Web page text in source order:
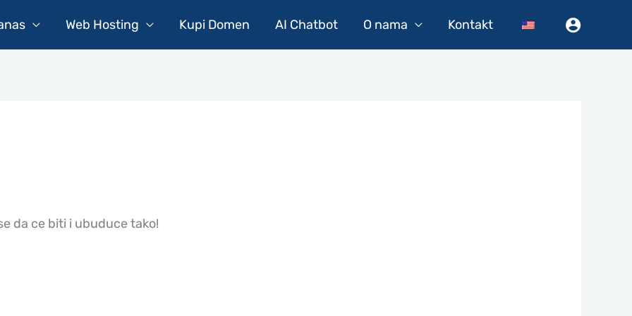
Web Hosting Kupi Domen AI Chatbot O nama Kontakt
da ce biti i ubuduce tako!